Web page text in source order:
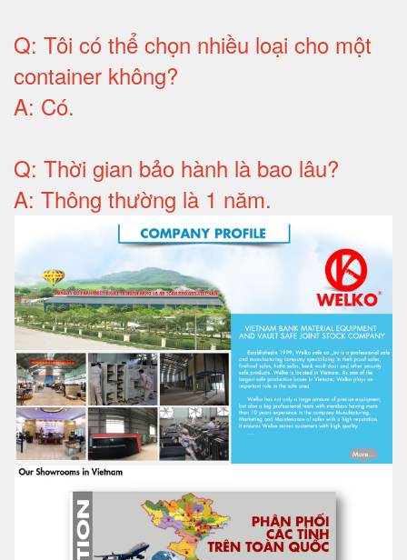
Q: Tôi có thể chọn nhiều loại cho một
container không?
A: Có.
Q: Thời gian bảo hành là bao lâu?
A: Thông thường là 1 năm.